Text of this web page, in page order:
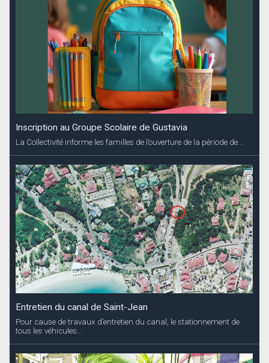
Inscription au Groupe Scolaire de Gustavia
La Collectivité informe les familles de l’ouverture de la période de...
Entretien du canal de Saint-Jean
Pour cause de travaux d’entretien du canal, le stationnement de
tous les véhicules...